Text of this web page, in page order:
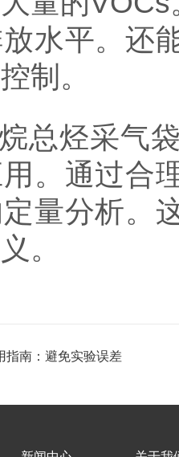
水平。还
制。
烃采气袋
。通过合
量分析。
。
指南：避免实验误差